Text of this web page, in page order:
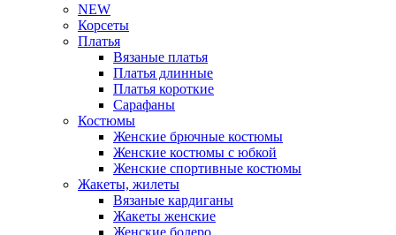
NEW
Корсеты
Платья
Вязаные платья
Платья длинные
Платья короткие
Сарафаны
Костюмы
Женские брючные костюмы
Женские костюмы с юбкой
Женские спортивные костюмы
Жакеты, жилеты
Вязаные кардиганы
Жакеты женские
Женские болеро